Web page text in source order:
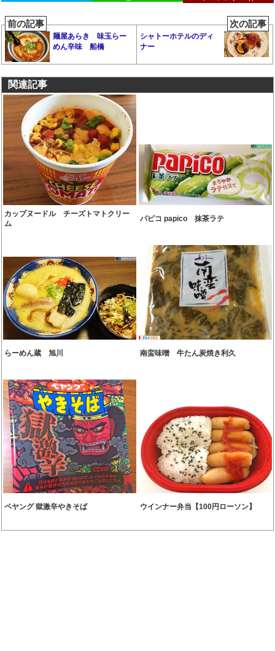
前の記事
麺屋あらき 味玉らー
めん辛味 船橋
次の記事
シャトーホテルのディ
ナー
関連記事
カップヌードル チーズトマトクリー
ム
パピコ papico 抹茶ラテ
らーめん蔵 旭川 南蛮味噌 牛たん炭焼き利久
ペヤング 獄激辛やきそば ウインナー弁当【100円ローソン】